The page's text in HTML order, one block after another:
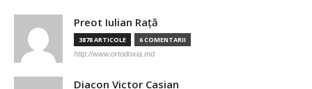
Preot Iulian Raţă
3878 ARTICOLE 6 COMENTARII
http://www.ortodoxia.md
Diacon Victor Casian